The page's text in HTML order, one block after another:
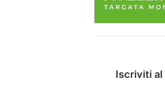
Iscriviti al